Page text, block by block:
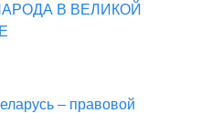
В ВЕЛИКОЙ
– правовой